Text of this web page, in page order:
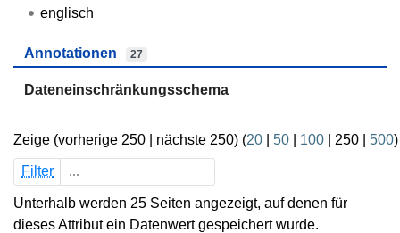
englisch
Annotationen 27
Dateneinschränkungsschema
Zeige (vorherige 250 nächste 250) (20 50 100 250 500)
Filter
Unterhalb werden 25 Seiten angezeigt, auf denen für
dieses Attribut ein Datenwert gespeichert wurde.